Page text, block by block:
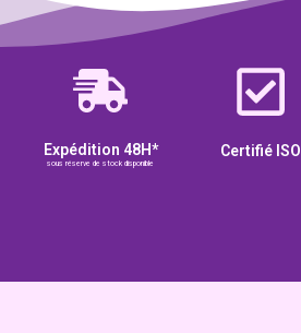
Expédition 48H*
sous réserve de stock disponible
Certifié ISO